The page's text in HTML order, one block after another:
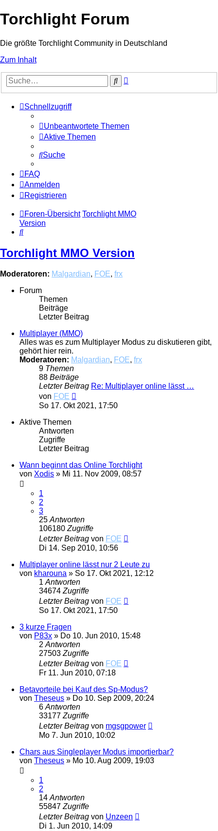
Torchlight Forum
Die größte Torchlight Community in Deutschland
Zum Inhalt
Suche
Schnellzugriff
Unbeantwortete Themen
Aktive Themen
Suche
FAQ
Anmelden
Registrieren
Foren-Übersicht Torchlight MMO
Version
Suche
Torchlight MMO Version
Moderatoren: Malgardian, FOE, frx
Forum
Themen
Beiträge
Letzter Beitrag
Multiplayer (MMO)
Alles was es zum Multiplayer Modus zu diskutieren gibt,
gehört hier rein.
Moderatoren: Malgardian, FOE, frx
9 Themen
88 Beiträge
Letzter Beitrag Re: Multiplayer online lässt …
von FOE
Beitrag
So 17. Okt 2021, 17:50
Aktive Themen
Antworten
Zugriffe
Letzter Beitrag
Wann beginnt das Online Torchlight
von Xodis » Mi 11. Nov 2009, 08:57
1
2
3
25 Antworten
106180 Zugriffe
Letzter Beitrag von FOE
Di 14. Sep 2010, 10:56
Multiplayer online lässt nur 2 Leute zu
von kharouna » So 17. Okt 2021, 12:12
1 Antworten
34674 Zugriffe
Letzter Beitrag von FOE
So 17. Okt 2021, 17:50
3 kurze Fragen
von P83x » Do 10. Jun 2010, 15:48
2 Antworten
27503 Zugriffe
Letzter Beitrag von FOE
Fr 11. Jun 2010, 07:18
Betavorteile bei Kauf des Sp-Modus?
von Theseus » Do 10. Sep 2009, 20:24
6 Antworten
33177 Zugriffe
Letzter Beitrag von mgsgpower
Mo 7. Jun 2010, 10:02
Chars aus Singleplayer Modus importierbar?
von Theseus » Mo 10. Aug 2009, 19:03
1
2
14 Antworten
55847 Zugriffe
Letzter Beitrag von Unzeen
Di 1. Jun 2010, 14:09